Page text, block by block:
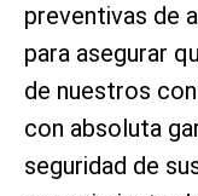
preventivas de
para asegurar
de nuestros
con absoluta
seguridad de